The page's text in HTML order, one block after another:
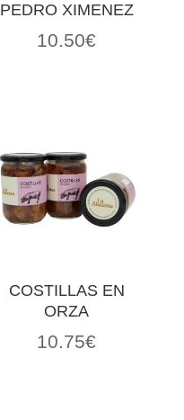
PEDRO XIMENEZ
10.50€
COSTILLAS EN
ORZA
10.75€